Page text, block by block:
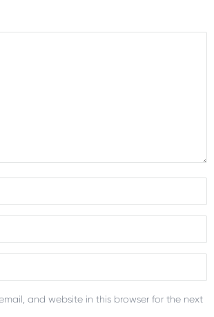
and website in this browser for the next